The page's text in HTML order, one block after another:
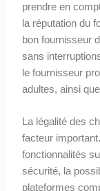
prendre en
la réputation du
bon fournisseur
sans
le fournisseur
adultes, ainsi
La légalité des
facteur
fonctionnalités
sécurité, la
plateformes